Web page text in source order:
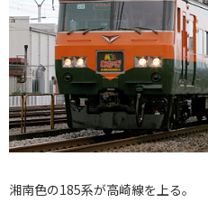
湘南色の185系が高崎線を上る。